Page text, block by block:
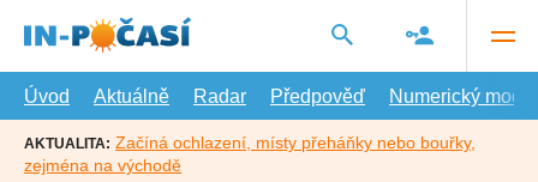
hlavní
Úvod
Aktuálně Radar Předpověď Numerický model
AKTUALITA: Začíná ochlazení, místy přeháňky nebo bouřky,
zejména na východě